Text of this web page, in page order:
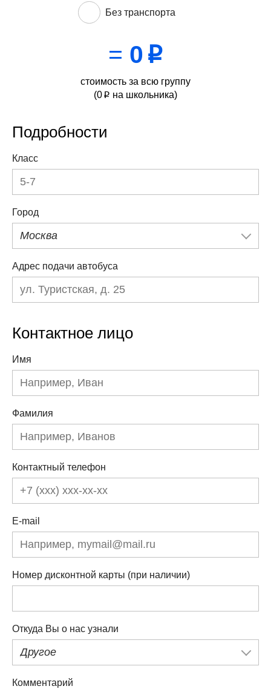
Без транспорта
= 0 p
стоимость за всю группу
(0 p на школьника)
Подробности
Класс
Город
Москва
Адрес подачи автобуса
Контактное лицо
Имя
Фамилия
Контактный телефон
E-mail
Номер дисконтной карты (при наличии)
Откуда Вы о нас узнали
Другое
Комментарий